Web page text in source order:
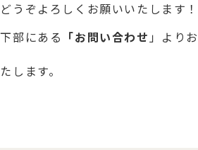
うぞよろしくお願いいたします！
部にある 「お問い合わせ 」より
します。